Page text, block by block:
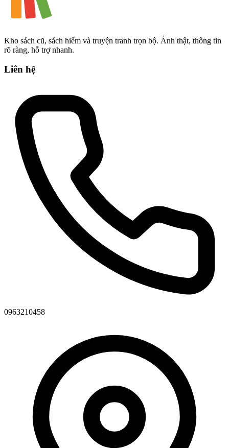
Kho sách cũ, sách hiếm và truyện tranh trọn bộ. Ảnh thật, thông tin
rõ ràng, hỗ trợ nhanh.
Liên hệ
0963210458